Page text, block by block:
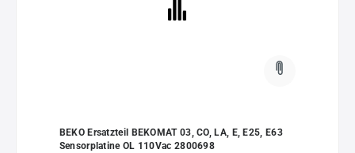
BEKO Ersatzteil BEKOMAT 03, CO, LA, E, E25, E63
Sensorplatine OL 110Vac 2800698